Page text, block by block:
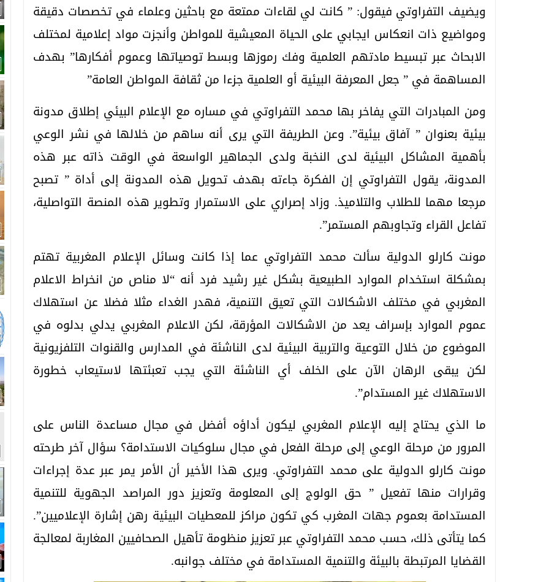
ويضيف التفراوتي فيقول: ” كانت لي لقاءات ممتعة مع باحثين وعلماء في تخصصات دقيقة
ومواضيع ذات انعكاس ايجابي على الحياة المعيشية للمواطن وأنجزت مواد إعلامية لمختلف
الابحاث عبر تبسيط مادتهم العلمية وفك رموزها وبسط توصياتها وعموم أفكارها” بهدف
المساهمة في ” جعل المعرفة البيئية أو العلمية جزءا من ثقافة المواطن العامة”
ومن المبادرات التي يفاخر بها محمد التفراوتي في مساره مع الإعلام البيئي إطلاق مدونة
بيئية بعنوان ” آفاق بيئية”. وعن الطريفة التي يرى أنه ساهم من خلالها في نشر الوعي
بأهمية المشاكل البيئية لدى النخبة ولدى الجماهير الواسعة في الوقت ذاته عبر هذه
المدونة، يقول التفراوتي إن الفكرة جاءته بهدف تحويل هذه المدونة إلى أداة ” تصبح
مرجعا مهما للطلاب والتلاميذ. وزاد إصراري على الاستمرار وتطوير هذه المنصة التواصلية،
تفاعل القراء وتجاوبهم المستمر”.
مونت كارلو الدولية سألت محمد التفراوتي عما إذا كانت وسائل الإعلام المغربية تهتم
بمشكلة استخدام الموارد الطبيعية بشكل غير رشيد فرد أنه “لا مناص من انخراط الاعلام
المغربي في مختلف الاشكالات التي تعيق التنمية، فهدر الغداء مثلا فضلا عن استهلاك
عموم الموارد بإسراف يعد من الاشكالات المؤرقة، لكن الاعلام المغربي يدلي بدلوه في
الموضوع من خلال التوعية والتربية البيئية لدى الناشئة في المدارس والقنوات التلفزيونية
لكن يبقى الرهان الآن على الخلف أي الناشئة التي يجب تعبئتها لاستيعاب خطورة
الاستهلاك غير المستدام”.
ما الذي يحتاج إليه الإعلام المغربي ليكون أداؤه أفضل في مجال مساعدة الناس على
المرور من مرحلة الوعي إلى مرحلة الفعل في مجال سلوكيات الاستدامة؟ سؤال آخر طرحته
مونت كارلو الدولية على محمد التفراوتي. ويرى هذا الأخير أن الأمر يمر عبر عدة إجراءات
وقرارات منها تفعيل ” حق الولوج إلى المعلومة وتعزيز دور المراصد الجهوية للتنمية
المستدامة بعموم جهات المغرب كي تكون مراكز للمعطيات البيئية رهن إشارة الإعلاميين”.
كما يتأتى ذلك، حسب محمد التفراوتي عبر تعزيز منظومة تأهيل الصحافيين المغاربة لمعالجة
القضايا المرتبطة بالبيئة والتنمية المستدامة في مختلف جوانبه.